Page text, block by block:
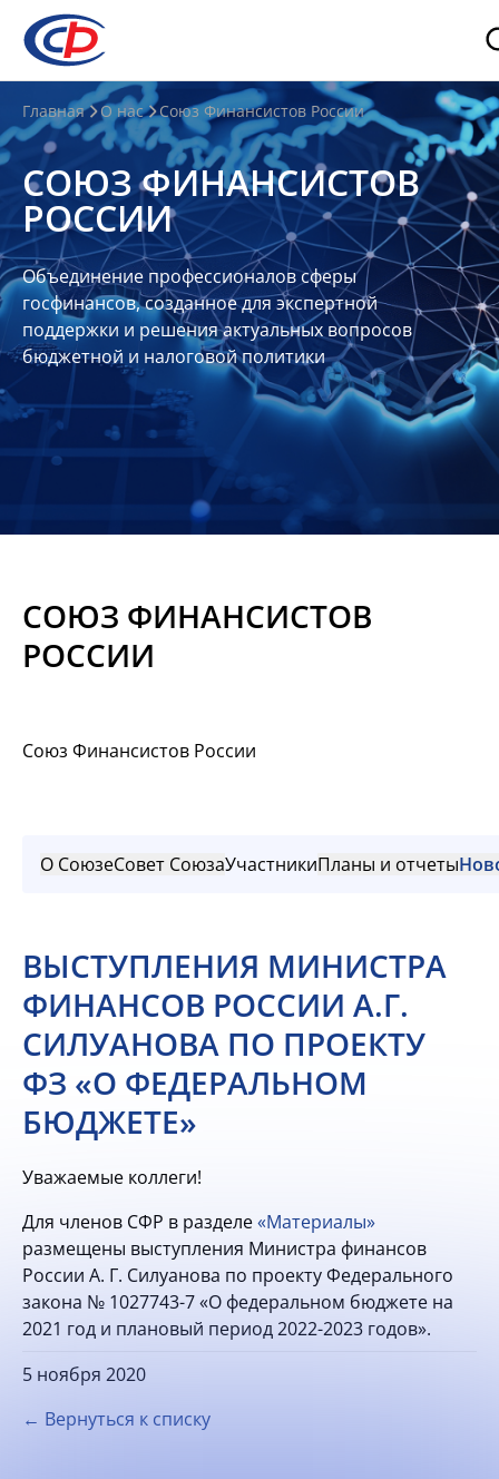
О
нас
О
СФР
Совет
Союза
Участники
Планы
отчеты
Контакты
Материалы
Главная О нас Союз Финансистов России
СОЮЗ ФИНАНСИСТОВ
РОССИИ
Объединение профессионалов сферы
госфинансов, созданное для экспертной
поддержки и решения актуальных вопросов
бюджетной и налоговой политики
СОЮЗ ФИНАНСИСТОВ
РОССИИ
Союз Финансистов России
О СоюзеСовет СоюзаУчастникиПланы и отчеты
ВЫСТУПЛЕНИЯ МИНИСТРА
ФИНАНСОВ РОССИИ А.Г.
СИЛУАНОВА ПО ПРОЕКТУ
ФЗ «О ФЕДЕРАЛЬНОМ
БЮДЖЕТЕ»
Уважаемые коллеги!
Для членов СФР в разделе«Материалы»
размещены выступления Министра финансов
России А. Г. Силуанова по проекту Федерального
закона № 1027743-7 «О федеральном бюджете на
2021 год и плановый период 2022-2023 годов».
5 ноября 2020
← Вернуться к списку